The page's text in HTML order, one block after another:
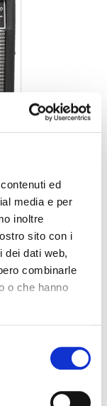
ed
media e per
inoltre
sito con i
dei dati web,
combinarle
o che hanno